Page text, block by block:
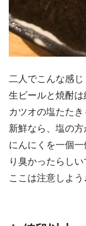
二人でこんな感じ
生ビールと焼酎は
カツオの塩たたき
新鮮なら、塩の方
にんにくを一個
り臭かったらしい
ここは注意しよう